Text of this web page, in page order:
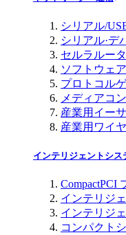
シリアル/
シリアル·デ
セルラルータ
ソフトウェ
プロトコル
メディアコ
産業用イー
産業用ワイ
インテリジェントシス
CompactPCI
インテリジ
インテリジ
コンパクト